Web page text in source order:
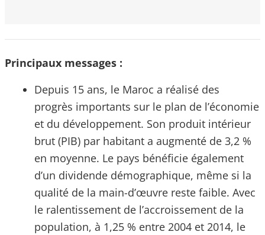
Principaux messages :
Depuis 15 ans, le Maroc a réalisé des
progrès importants sur le plan de l’économie
et du développement. Son produit intérieur
brut (PIB) par habitant a augmenté de 3,2 %
en moyenne. Le pays bénéficie également
d’un dividende démographique, même si la
qualité de la main-d’œuvre reste faible. Avec
le ralentissement de l’accroissement de la
population, à 1,25 % entre 2004 et 2014, le